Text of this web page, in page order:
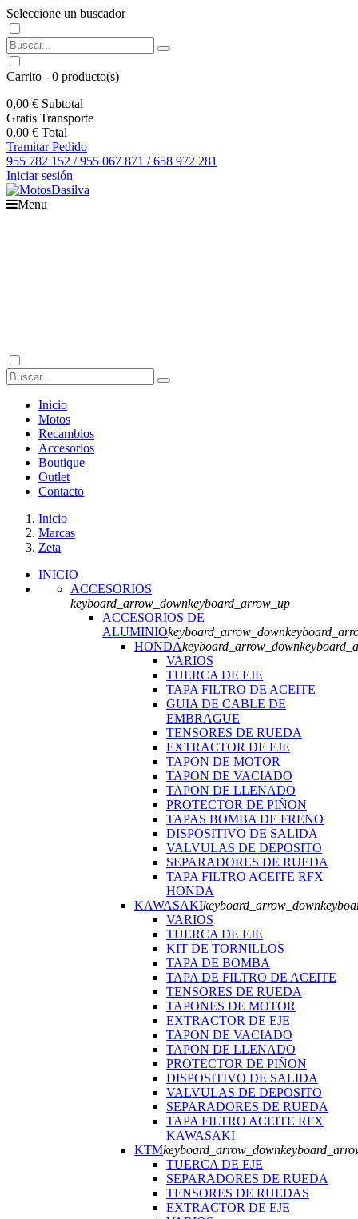
Seleccione un buscador
Carrito - 0 producto(s)
0,00 € Subtotal
Gratis Transporte
0,00 € Total
Tramitar Pedido
955 782 152 / 955 067 871 / 658 972 281
Iniciar sesión
Menu
Inicio
Motos
Recambios
Accesorios
Boutique
Outlet
Contacto
Inicio
Marcas
Zeta
INICIO
ACCESORIOS
keyboard_arrow_downkeyboard_arrow_up
ACCESORIOS DE
ALUMINIOkeyboard_arrow_down
HONDAkeyboard_arrow_down
VARIOS
TUERCA DE EJE
TAPA FILTRO DE ACEITE
GUIA DE CABLE DE
EMBRAGUE
TENSORES DE RUEDA
EXTRACTOR DE EJE
TAPON DE MOTOR
TAPON DE VACIADO
TAPON DE LLENADO
PROTECTOR DE PIÑON
TAPAS BOMBA DE FRENO
DISPOSITIVO DE SALIDA
VALVULAS DE DEPOSITO
SEPARADORES DE RUEDA
TAPA FILTRO ACEITE RFX
HONDA
KAWASAKIkeyboard_arrow_down
VARIOS
TUERCA DE EJE
KIT DE TORNILLOS
TAPA DE BOMBA
TAPA DE FILTRO DE ACEITE
TENSORES DE RUEDA
TAPONES DE MOTOR
EXTRACTOR DE EJE
TAPON DE VACIADO
TAPON DE LLENADO
PROTECTOR DE PIÑON
DISPOSITIVO DE SALIDA
VALVULAS DE DEPOSITO
SEPARADORES DE RUEDA
TAPA FILTRO ACEITE RFX
KAWASAKI
KTMkeyboard_arrow_down
TUERCA DE EJE
SEPARADORES DE RUEDA
TENSORES DE RUEDAS
EXTRACTOR DE EJE